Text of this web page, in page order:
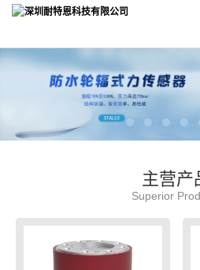
主营产
Superior